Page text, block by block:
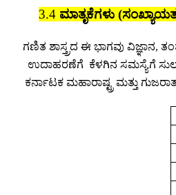
3.4 ಮಾತೃಕೆಗಳು
ಗಣಿತ ಶಾಸ್ತ್ರದ ಈ ಭಾಗವು ವಿಜ್ಞಾನ,
ಉದಾಹರಣೆಗೆ ಕೆಳಗಿನ ಸಮಸ್ಯೆಗೆ
ಕರ್ನಾಟಕ ಮಹಾರಾಷ್ಟ್ರ ಮತ್ತು